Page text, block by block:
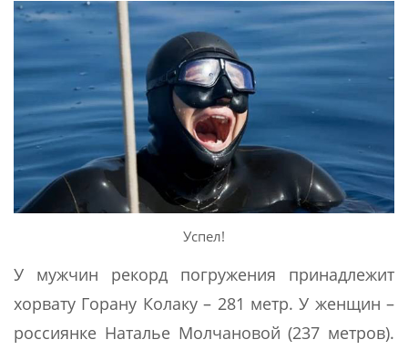
Успел!
У мужчин рекорд погружения принадлежит
хорвату Горану Колаку – 281 метр. У женщин –
россиянке Наталье Молчановой (237 метров).